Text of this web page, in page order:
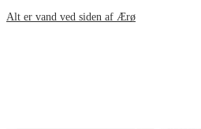
Alt er vand ved siden af Ærø